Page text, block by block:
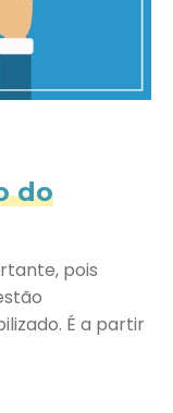
do
pois
É a partir